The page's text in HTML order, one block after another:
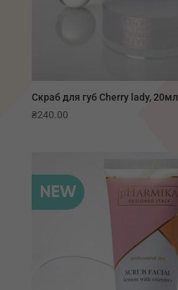
Скраб для губ Cherry lady, 20мл
₴240.00